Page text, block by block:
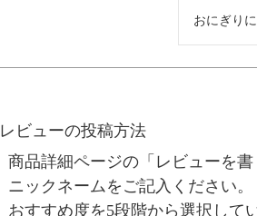
おにぎり
レビューの投稿方法
商品詳細ページの「レビューを
ニックネームをご記入ください。
おすすめ度を5段階から選択して